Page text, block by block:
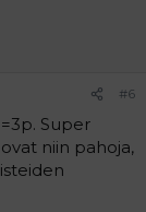
#6
Super
niin pahoja,